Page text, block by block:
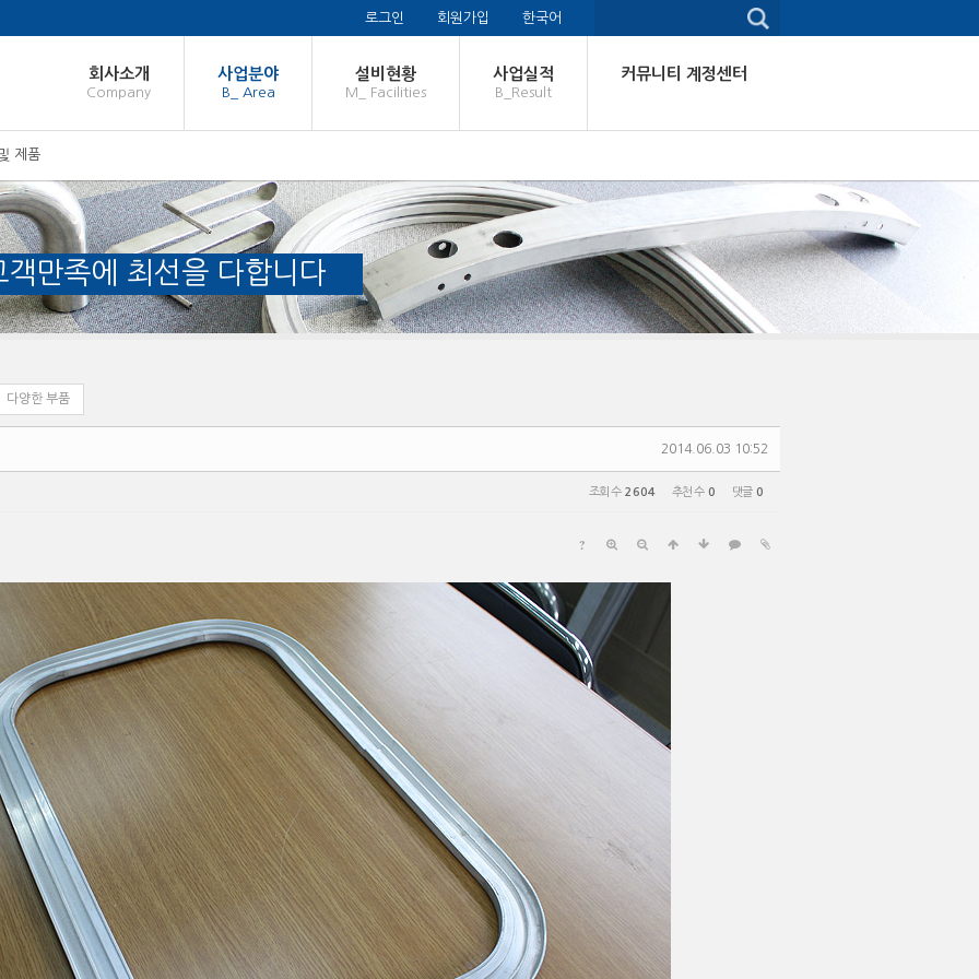
한국어
로그인 회원가입
회사소개
Company
사업분야
B_ Area
설비현황
M_ Facilities
사업실적
B_Result
커뮤니티 계정센터
제품
만족에 최선을 다합니다
다양한 부품
2014.06.03 10:52
조회 수 2604 추천 수 0 댓글 0
?